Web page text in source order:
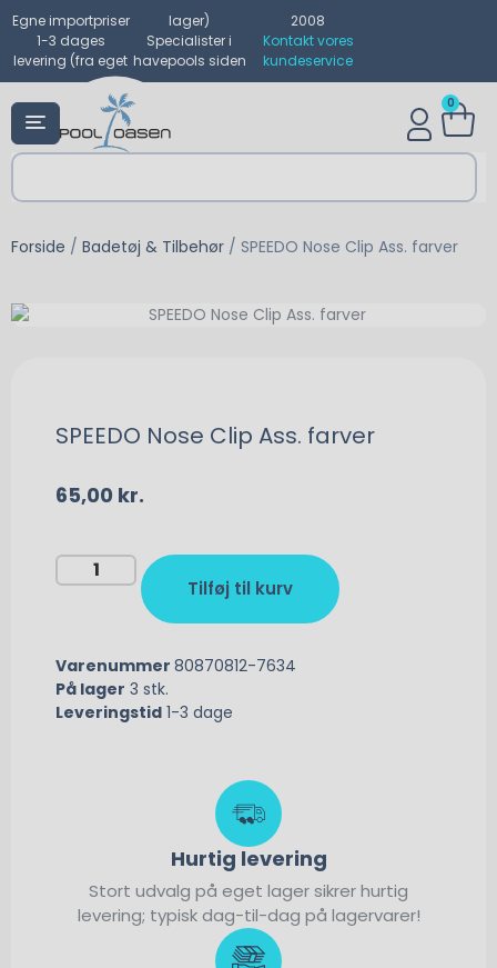
Egne importpriser
1-3 dages
levering (fra eget
lager)
Specialister i
havepools siden
2008
Kontakt vores
kundeservice
0
Forside / Badetøj & Tilbehør / SPEEDO Nose Clip Ass. farver
SPEEDO Nose Clip Ass. farver
65,00 kr.
Tilføj til kurv
Varenummer 80870812-7634
På lager 3 stk.
Leveringstid 1-3 dage
Hurtig levering
Stort udvalg på eget lager sikrer hurtig
levering; typisk dag-til-dag på lagervarer!